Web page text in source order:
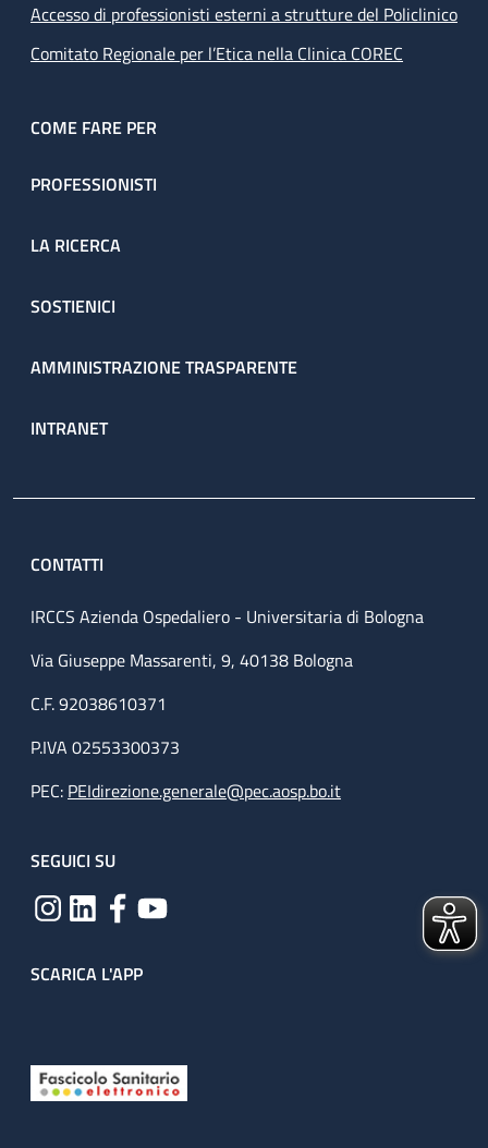
Accesso di professionisti esterni a strutture del Policlinico
Comitato Regionale per l’Etica nella Clinica COREC
COME FARE PER
PROFESSIONISTI
LA RICERCA
SOSTIENICI
AMMINISTRAZIONE TRASPARENTE
INTRANET
CONTATTI
IRCCS Azienda Ospedaliero - Universitaria di Bologna
Via Giuseppe Massarenti, 9, 40138 Bologna
C.F. 92038610371
P.IVA 02553300373
PEC: PEIdirezione.generale@pec.aosp.bo.it
SEGUICI SU
SCARICA L'APP